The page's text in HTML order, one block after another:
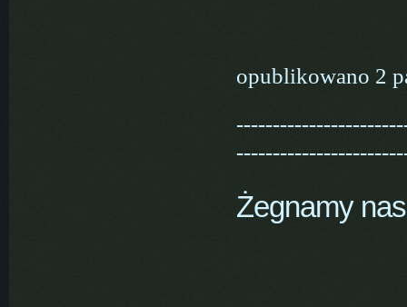
opublikowano 2
Żegnamy